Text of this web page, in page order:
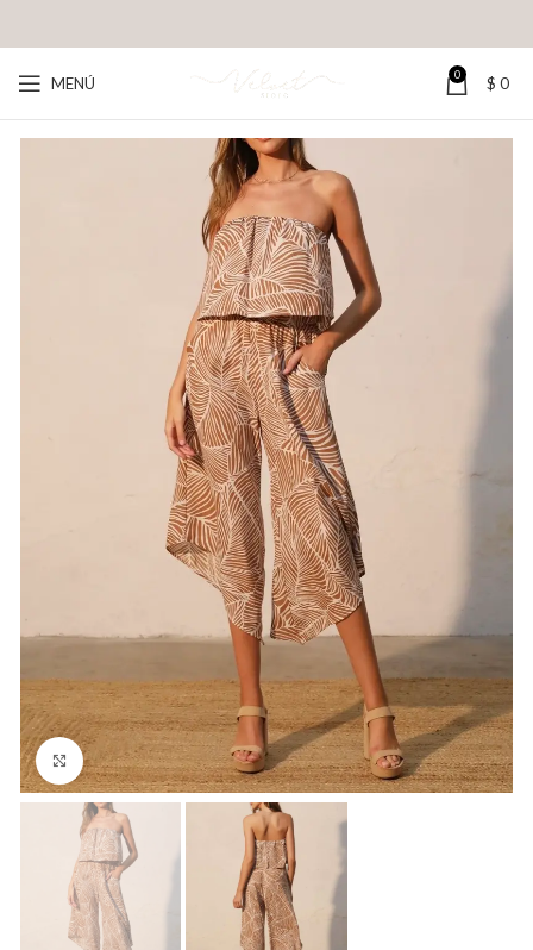
MENÚ 0 $ 0
Click para agrandar